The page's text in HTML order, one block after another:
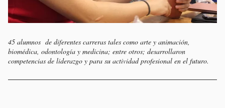
45 alumnos de diferentes carreras tales como arte y animación,
biomédica, odontología y medicina; entre otros; desarrollaron
competencias de liderazgo y para su actividad profesional en el futuro.